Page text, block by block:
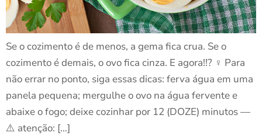
Se o cozimento é de menos, a gema fica crua. Se o
cozimento é demais, o ovo fica cinza. E agora!!? ‍♀️ Para
não errar no ponto, siga essas dicas: ferva água em uma
panela pequena; mergulhe o ovo na água fervente e
abaixe o fogo; deixe cozinhar por 12 (DOZE) minutos —
⚠️ atenção: […]